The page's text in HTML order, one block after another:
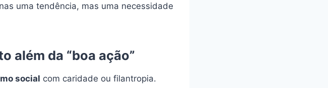
uma tendência, mas uma necessidade
além da “boa ação”
social com caridade ou filantropia.